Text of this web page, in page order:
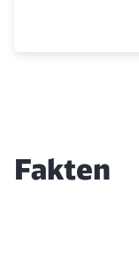
Ende des Sliders
Fakten